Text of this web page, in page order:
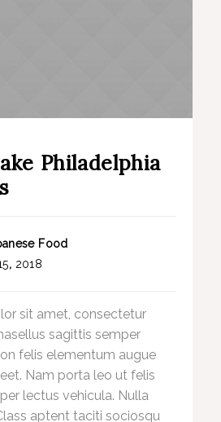
Philadelphia
Food
, 2018
sit amet, consectetur
sagittis semper
felis elementum augue
Nam porta leo ut felis
lectus vehicula. Nulla
aptent taciti sociosqu